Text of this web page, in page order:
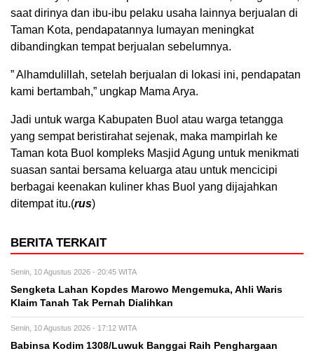
saat dirinya dan ibu-ibu pelaku usaha lainnya berjualan di
Taman Kota, pendapatannya lumayan meningkat
dibandingkan tempat berjualan sebelumnya.
” Alhamdulillah, setelah berjualan di lokasi ini, pendapatan
kami bertambah,” ungkap Mama Arya.
Jadi untuk warga Kabupaten Buol atau warga tetangga
yang sempat beristirahat sejenak, maka mampirlah ke
Taman kota Buol kompleks Masjid Agung untuk menikmati
suasan santai bersama keluarga atau untuk mencicipi
berbagai keenakan kuliner khas Buol yang dijajahkan
ditempat itu.(rus)
BERITA TERKAIT
Senin, 10 Agustus 2026 - 20:45 WITA
Sengketa Lahan Kopdes Marowo Mengemuka, Ahli Waris
Klaim Tanah Tak Pernah Dialihkan
Senin, 10 Agustus 2026 - 17:12 WITA
Babinsa Kodim 1308/Luwuk Banggai Raih Penghargaan